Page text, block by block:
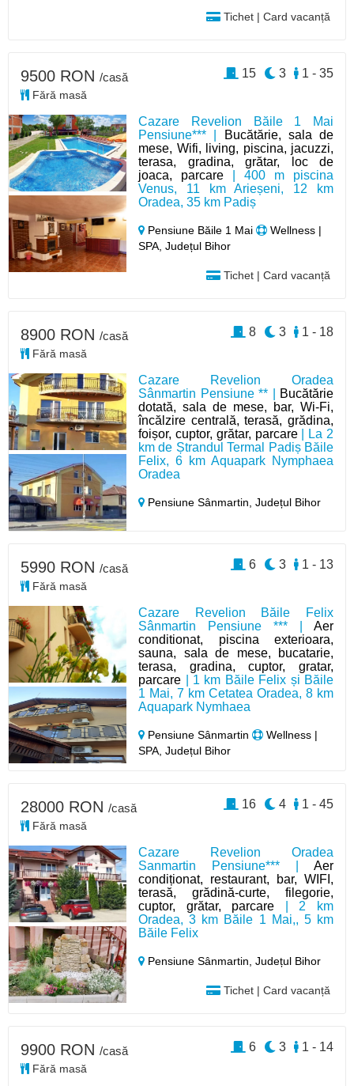
Tichet | Card vacanță
Cazare Revelion Băile 1 Mai
Pensiune*** |
Bucătărie, sala de
mese, Wifi, living, piscina, jacuzzi,
terasa, gradina, grătar, loc de
joaca, parcare | 400 m piscina
Venus, 11 km Arieșeni, 12 km
Oradea, 35 km Padiș
Pensiune Băile 1 Mai
Wellness |
SPA, Județul Bihor
Tichet | Card vacanță
9500 RON /casă
Fără masă
1 - 35
3
15
Cazare Revelion Oradea
Sânmartin Pensiune ** |
Bucătărie
dotată, sala de mese, bar, Wi-Fi,
încălzire centrală, terasă, grădina,
foișor, cuptor, grătar, parcare| La 2
km de Ștrandul Termal Padiș Băile
Felix, 6 km Aquapark Nymphaea
Oradea
Pensiune Sânmartin,Județul Bihor
8900 RON /casă
Fără masă
1 - 18
3
8
Cazare Revelion Băile Felix
Sânmartin Pensiune *** | Aer
conditionat, piscina exterioara,
sauna, sala de mese, bucatarie,
terasa, gradina, cuptor, gratar,
parcare | 1 km Băile Felix și Băile
1 Mai, 7 km Cetatea Oradea, 8 km
Aquapark Nymhaea
Pensiune Sânmartin
Wellness |
SPA, Județul Bihor
5990 RON /casă
Fără masă
1 - 13
3
6
Cazare Revelion Oradea
Sanmartin Pensiune*** | Aer
condiționat, restaurant, bar, WIFI,
terasă, grădină-curte, filegorie,
cuptor, grătar, parcare | 2 km
Oradea, 3 km Băile 1 Mai,, 5 km
Băile Felix
Pensiune Sânmartin,Județul Bihor
Tichet | Card vacanță
28000 RON /casă
Fără masă
1 - 45
4
16
9900 RON /casă
Fără masă
1 - 14
3
6